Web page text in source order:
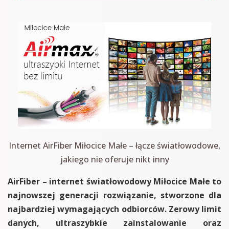
Internet AirFiber Miłocice Małe – łącze światłowodowe,
jakiego nie oferuje nikt inny
AirFiber – internet światłowodowy Miłocice Małe to
najnowszej generacji rozwiązanie, stworzone dla
najbardziej wymagających odbiorców. Zerowy limit
danych, ultraszybkie zainstalowanie oraz